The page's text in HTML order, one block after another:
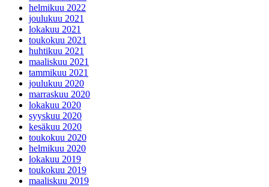
helmikuu 2022
joulukuu 2021
lokakuu 2021
toukokuu 2021
huhtikuu 2021
maaliskuu 2021
tammikuu 2021
joulukuu 2020
marraskuu 2020
lokakuu 2020
syyskuu 2020
kesäkuu 2020
toukokuu 2020
helmikuu 2020
lokakuu 2019
toukokuu 2019
maaliskuu 2019